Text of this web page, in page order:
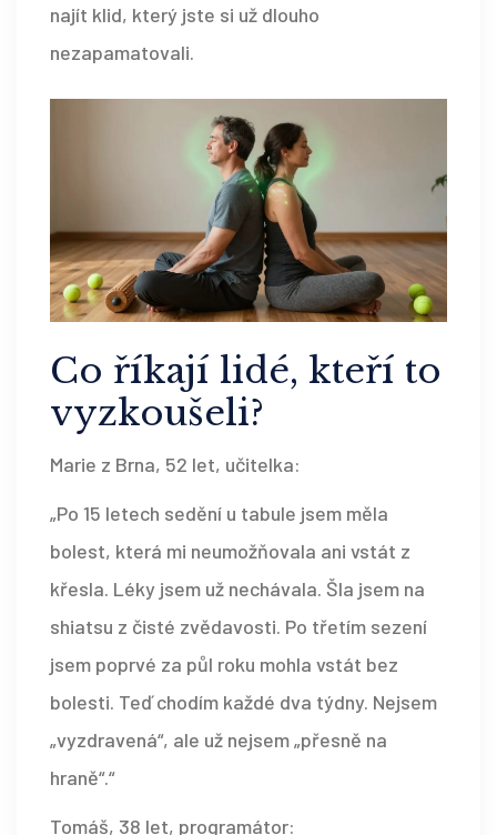
najít klid, který jste si už dlouho
nezapamatovali.
Co říkají lidé, kteří to
vyzkoušeli?
Marie z Brna, 52 let, učitelka:
„Po 15 letech sedění u tabule jsem měla
bolest, která mi neumožňovala ani vstát z
křesla. Léky jsem už nechávala. Šla jsem na
shiatsu z čisté zvědavosti. Po třetím sezení
jsem poprvé za půl roku mohla vstát bez
bolesti. Teď chodím každé dva týdny. Nejsem
„vyzdravená“, ale už nejsem „přesně na
hraně“.“
Tomáš, 38 let, programátor: